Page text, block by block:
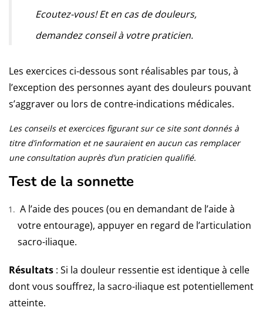
Ecoutez-vous! Et en cas de douleurs,
demandez conseil à votre praticien.
Les exercices ci-dessous sont réalisables par tous, à
l’exception des personnes ayant des douleurs pouvant
s’aggraver ou lors de contre-indications médicales.
Les conseils et exercices figurant sur ce site sont donnés à
titre d’information et ne sauraient en aucun cas remplacer
une consultation auprès d’un praticien qualifié.
Test de la sonnette
A l’aide des pouces (ou en demandant de l’aide à
votre entourage), appuyer en regard de l’articulation
sacro-iliaque.
Résultats : Si la douleur ressentie est identique à celle
dont vous souffrez, la sacro-iliaque est potentiellement
atteinte.